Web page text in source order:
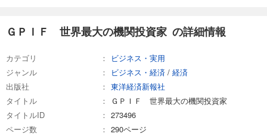
ＧＰＩＦ 世界最大の機関投資家 の詳細情報
カテゴリ
ビジネス・実用
ジャンル
ビジネス・経済 / 経済
出版社
東洋経済新報社
タイトル
ＧＰＩＦ 世界最大の機関投資家
タイトルID
273496
ページ数
290ページ